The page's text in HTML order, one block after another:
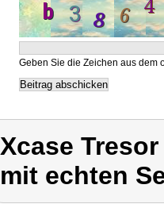
Geben Sie die Zeichen aus dem
Xcase
mit echten